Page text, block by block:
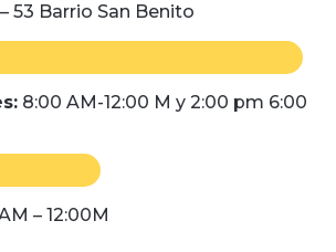
53 Barrio San Benito
8:00 AM-12:00 M y 2:00 pm 6:00
– 12:00M